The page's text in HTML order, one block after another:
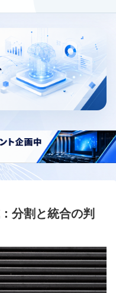
分割と統合の判